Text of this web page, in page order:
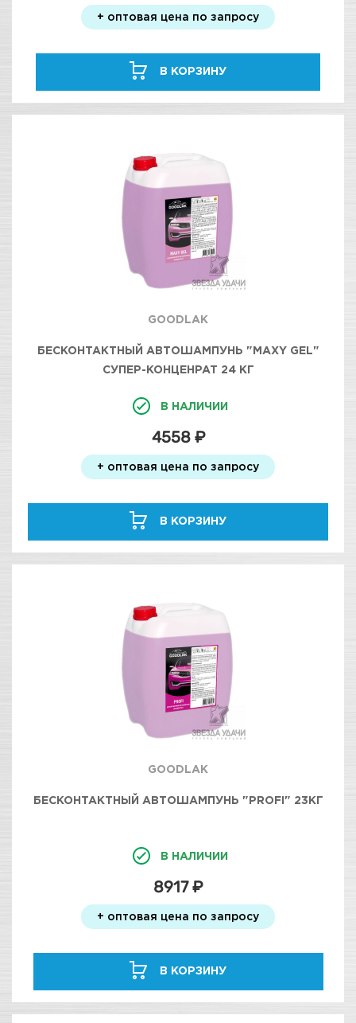
+ оптовая цена по запросу
В КОРЗИНУ
GOODLAK
БЕСКОНТАКТНЫЙ АВТОШАМПУНЬ "MAXY GEL"
СУПЕР-КОНЦЕНРАТ 24 КГ
В НАЛИЧИИ
4558 ₽
+ оптовая цена по запросу
В КОРЗИНУ
GOODLAK
БЕСКОНТАКТНЫЙ АВТОШАМПУНЬ "PROFI" 23КГ
В НАЛИЧИИ
8917 ₽
+ оптовая цена по запросу
В КОРЗИНУ